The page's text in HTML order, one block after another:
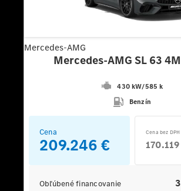
Mercedes-AMG
Mercedes-AMG SL 63
430 kW/585 k
Benzín
Cena
209.246 €
Cena bez DPH
Obľúbené financovanie